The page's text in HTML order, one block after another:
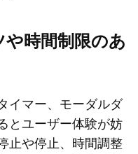
時間制限のあ
イマー、モーダルダ
とユーザー体験が妨
止や停止、時間調整